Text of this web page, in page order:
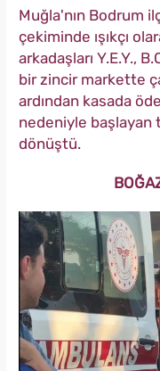
Muğla'nın Bodrum
çekiminde ışıkçı
arkadaşları Y.E.Y.,
bir zincir markette
ardından kasada
nedeniyle başlayan
dönüştü.